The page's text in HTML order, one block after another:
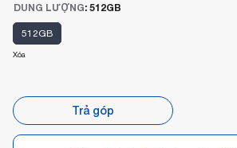
DUNG LƯỢNG: 512GB
512GB
Xóa
Trả góp